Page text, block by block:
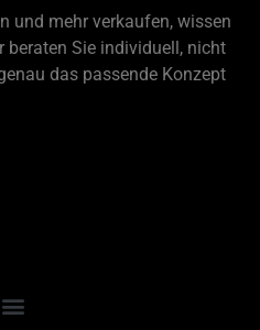
und mehr verkaufen, wissen
beraten Sie individuell, nicht
das passende Konzept